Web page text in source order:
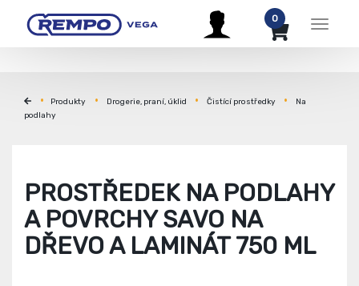
Menu
0
Produkty Drogerie, praní, úklid Čistící prostředky
Na
podlahy
PROSTŘEDEK NA PODLAHY
A POVRCHY SAVO NA
DŘEVO A LAMINÁT 750 ML